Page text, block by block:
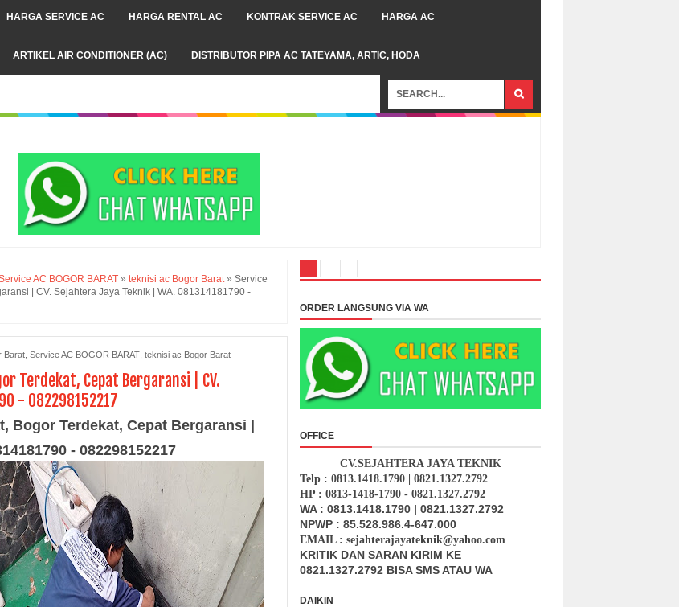
HARGA SERVICE AC HARGA RENTAL AC KONTRAK SERVICE AC HARGA AC
ARTIKEL AIR CONDITIONER (AC) DISTRIBUTOR PIPA AC TATEYAMA, ARTIC, HODA
AC BOGOR BARAT » teknisi ac Bogor Barat » Service
| CV. Sejahtera Jaya Teknik | WA. 081314181790 -
Barat Service AC BOGOR BARAT teknisi ac Bogor Barat
Terdekat, Cepat Bergaransi | CV.
- 082298152217
Bogor Terdekat, Cepat Bergaransi |
- 082298152217
ORDER LANGSUNG VIA WA
OFFICE
CV.SEJAHTERA JAYA TEKNIK
Telp : 0813.1418.1790 | 0821.1327.2792
HP : 0813-1418-1790 - 0821.1327.2792
WA : 0813.1418.1790 | 0821.1327.2792
NPWP : 85.528.986.4-647.000
EMAIL : sejahterajayateknik@yahoo.com
KRITIK DAN SARAN KIRIM KE
0821.1327.2792 BISA SMS ATAU WA
DAIKIN